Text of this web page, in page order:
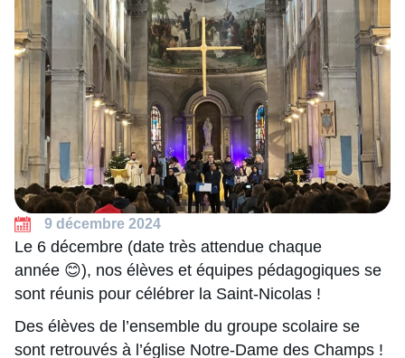
9 décembre 2024
Le 6 décembre (date très attendue chaque
année 😊), nos élèves et équipes pédagogiques se
sont réunis pour célébrer la Saint-Nicolas !
Des élèves de l’ensemble du groupe scolaire se
sont retrouvés à l’église Notre-Dame des Champs !